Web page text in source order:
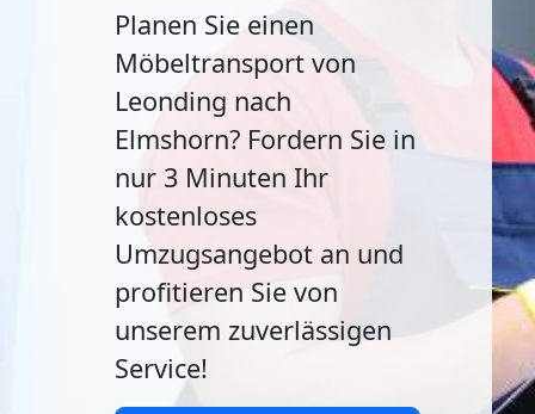
Planen Sie einen
Möbeltransport von
Leonding nach
Elmshorn? Fordern Sie in
nur 3 Minuten Ihr
kostenloses
Umzugsangebot an und
profitieren Sie von
unserem zuverlässigen
Service!